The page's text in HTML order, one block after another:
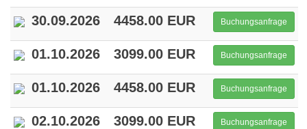
30.09.2026 4458.00 EUR Buchungsanfrage
01.10.2026 3099.00 EUR Buchungsanfrage
01.10.2026 4458.00 EUR Buchungsanfrage
02.10.2026 3099.00 EUR Buchungsanfrage